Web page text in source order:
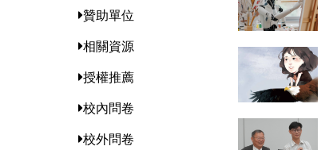
贊助單位
相關資源
授權推薦
校內問卷
校外問卷